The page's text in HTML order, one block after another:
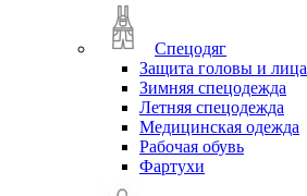
Спецодяг
Защита головы и лица
Зимняя спецодежда
Летняя спецодежда
Медицинская одежда
Рабочая обувь
Фартухи